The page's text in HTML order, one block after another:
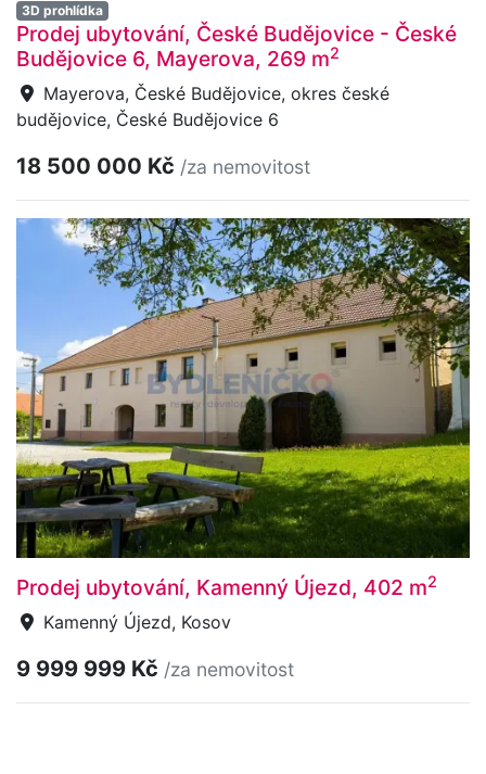
3D prohlídka
Prodej ubytování, České Budějovice - České
Budějovice 6, Mayerova, 269 m2
Mayerova, České Budějovice, okres české
budějovice, České Budějovice 6
18 500 000 Kč /za nemovitost
Prodej ubytování, Kamenný Újezd, 402 m2
Kamenný Újezd, Kosov
9 999 999 Kč /za nemovitost